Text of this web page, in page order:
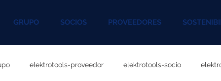
GRUPO SOCIOS PROVEEDORES
elektrotools-proveedor elektrotools-socio